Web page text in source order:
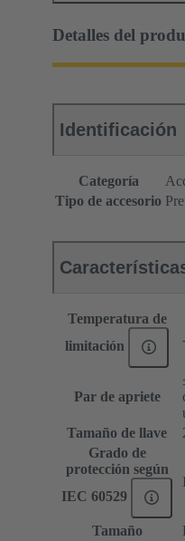
Detalles del
Identificación
Categoría
Tipo de accesorio
Temperatura de
limitación
Par de apriete
Tamaño de llave
Grado de
protección según
IEC 60529
Tamaño